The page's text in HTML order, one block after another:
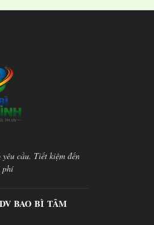
cầu. Tiết kiệm đến
phí
BAO BÌ TÂM